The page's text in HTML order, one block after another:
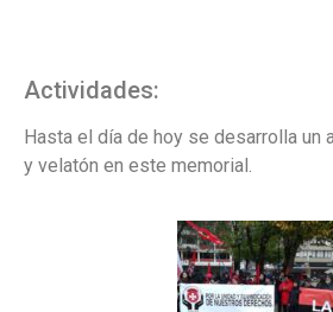
Actividades:
Hasta el día de hoy se desarrolla un
y velatón en este memorial.